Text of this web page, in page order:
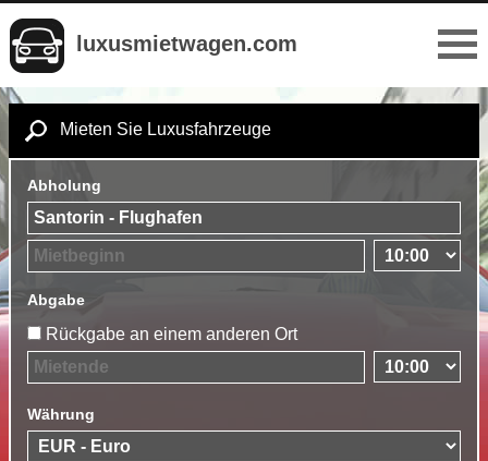
luxusmietwagen.com
Mieten Sie Luxusfahrzeuge
Abholung
Abgabe
Rückgabe an einem anderen Ort
Währung